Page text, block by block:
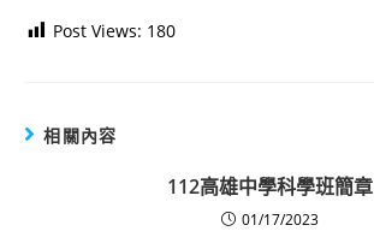
Post Views: 180
相關內容
112高雄中學科學班簡章
01/17/2023